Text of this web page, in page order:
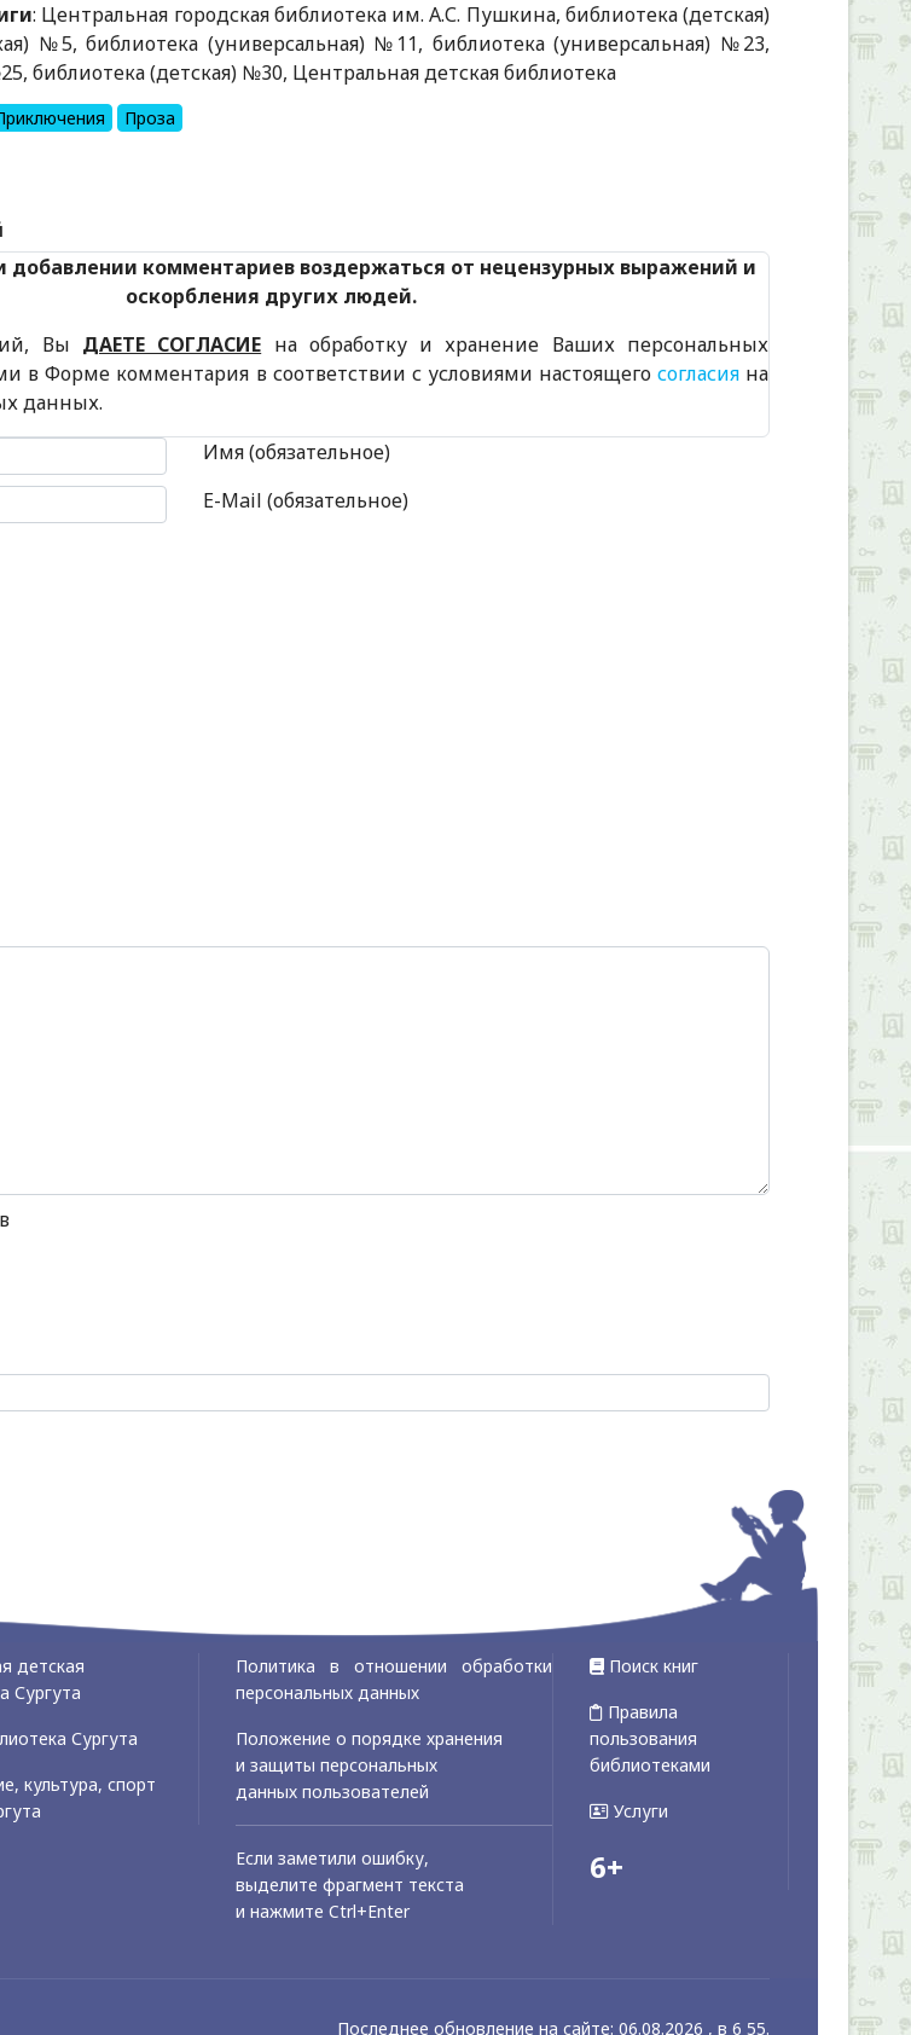
: Центральная городская библиотека им. А.С. Пушкина, библиотека (детская)
№5, библиотека (универсальная) №11, библиотека (универсальная) №23,
библиотека (детская) №30, Центральная детская библиотека
Проза
добавлении комментариев воздержаться от нецензурных выражений и
оскорбления других людей.
Вы ДАЕТЕ СОГЛАСИЕ на обработку и хранение Ваших персональных
в Форме комментария в соответствии с условиями настоящего согласияна
данных.
Имя (обязательное)
E-Mail (обязательное)
детская
Сургута
культура, спорт
Политика в отношении обработки
персональных данных
Положение о порядке хранения
и защиты персональных
данных пользователей
Если заметили ошибку,
выделите фрагмент текста
и нажмите Ctrl+Enter
Поиск книг
Правила
пользования
библиотеками
Услуги
6+
Последнее обновление на сайте: 06.08.2026 , в 6 55.